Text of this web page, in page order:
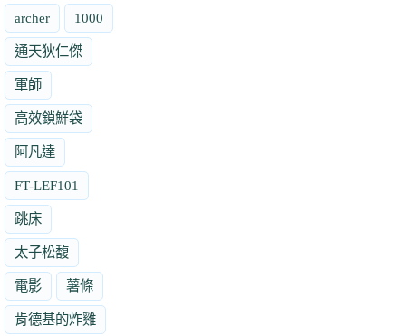
archer 1000
通天狄仁傑
軍師
高效鎖鮮袋
阿凡達
FT-LEF101
跳床
太子松馥
電影 薯條
肯德基的炸雞